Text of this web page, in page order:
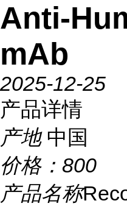
Anti-
mAb
2025-12-25
产品详情
产地 中国
价格： 800
产品名称